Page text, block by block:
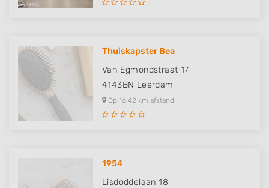
Thuiskapster Bea
Van Egmondstraat 17
4143BN Leerdam
Op 16,42 km afstand
1954
Lisdoddelaan 18